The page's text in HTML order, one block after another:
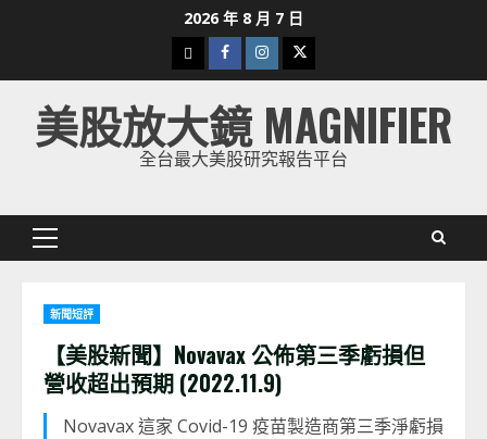
2026 年 8 月 7 日
下
載
美
股
Facebook
Instagram
Twitter
美股放大鏡 MAGNIFIER
全台最大美股研究報告平台
Primary
新聞短評
【美股新聞】Novavax 公佈第三季虧損但
營收超出預期 (2022.11.9)
Novavax 這家 Covid-19 疫苗製造商第三季淨虧損